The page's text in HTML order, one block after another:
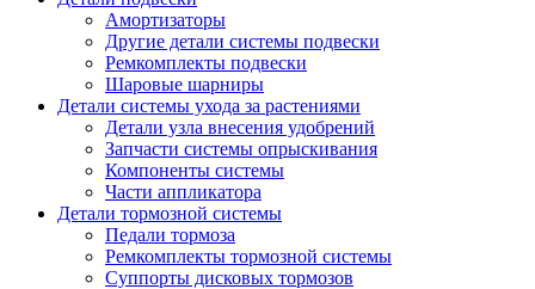
Амортизаторы
Другие детали системы подвески
Ремкомплекты подвески
Шаровые шарниры
Детали системы ухода за растениями
Детали узла внесения удобрений
Запчасти системы опрыскивания
Компоненты системы
Части аппликатора
Детали тормозной системы
Педали тормоза
Ремкомплекты тормозной системы
Суппорты дисковых тормозов